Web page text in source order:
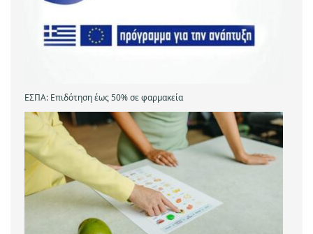
ΕΣΠΑ: Επιδότηση έως 50% σε φαρμακεία